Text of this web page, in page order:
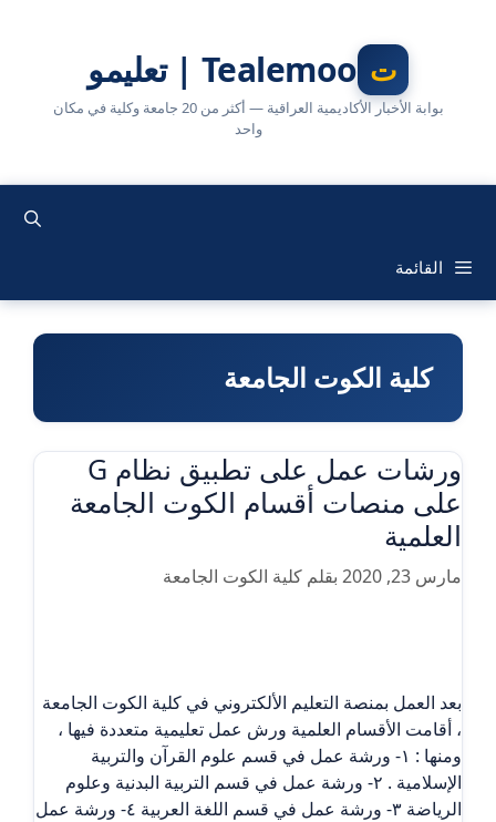
Tealemoo | تعليمو
بوابة الأخبار الأكاديمية العراقية — أكثر من 20 جامعة وكلية في مكان
واحد
القائمة
كلية الكوت الجامعة
ورشات عمل على تطبيق نظام G
على منصات أقسام الكوت الجامعة
العلمية
مارس 23, 2020 بقلم كلية الكوت الجامعة
بعد العمل بمنصة التعليم الألكتروني في كلية الكوت الجامعة
، أقامت الأقسام العلمية ورش عمل تعليمية متعددة فيها ،
ومنها : ١- ورشة عمل في قسم علوم القرآن والتربية
الإسلامية . ٢- ورشة عمل في قسم التربية البدنية وعلوم
الرياضة ٣- ورشة عمل في قسم اللغة العربية ٤- ورشة عمل